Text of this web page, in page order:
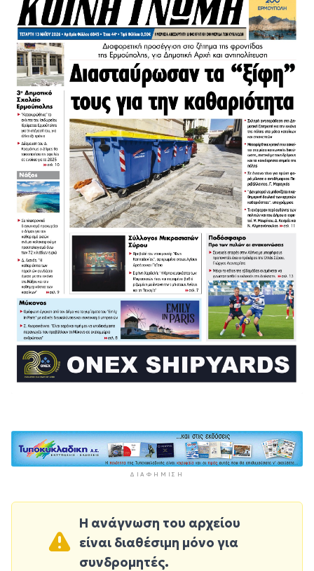
ΔΙΑΦΉΜΙΣΗ
Η ανάγνωση του αρχείου
είναι διαθέσιμη μόνο για
συνδρομητές.